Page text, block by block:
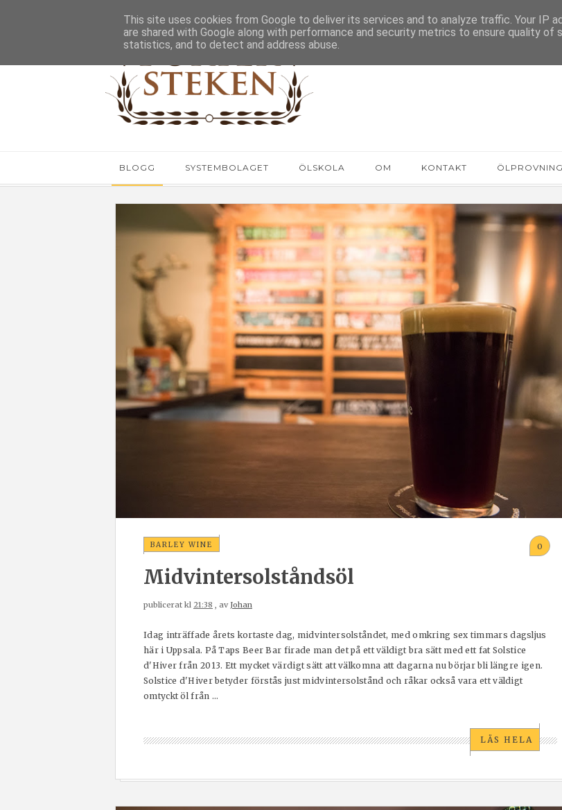
BLOGG SYSTEMBOLAGET ÖLSKOLA OM KONTAKT ÖLPROVNING
BARLEY WINE 0
Midvintersolståndsöl
publicerat kl 21:38 , avJohan
Idag inträffade årets kortaste dag, midvintersolståndet, med omkring sex timmars dagsljus
här i Uppsala. På Taps Beer Bar firade man det på ett väldigt bra sätt med ett fat Solstice
d'Hiver från 2013. Ett mycket värdigt sätt att välkomna att dagarna nu börjar bli längre igen.
Solstice d'Hiver betyder förstås just midvintersolstånd och råkar också vara ett väldigt
omtyckt öl från ...
LÄS HELA
This site uses cookies from Google to deliver its services and to analyze traffic. Your IP
are shared with Google along with performance and security metrics to ensure quality of
statistics, and to detect and address abuse.